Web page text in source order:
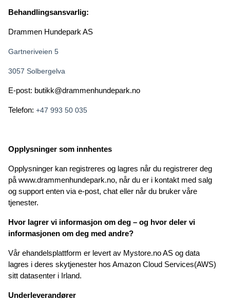
Behandlingsansvarlig:
Drammen Hundepark AS
Gartneriveien 5
3057 Solbergelva
E-post: butikk@drammenhundepark.no
Telefon: +47 993 50 035
Opplysninger som innhentes
Opplysninger kan registreres og lagres når du registrerer deg
på www.drammenhundepark.no, når du er i kontakt med salg
og support enten via e-post, chat eller når du bruker våre
tjenester.
Hvor lagrer vi informasjon om deg – og hvor deler vi
informasjonen om deg med andre?
Vår ehandelsplattform er levert av Mystore.no AS og data
lagres i deres skytjenester hos Amazon Cloud Services(AWS)
sitt datasenter i Irland.
Underleverandører